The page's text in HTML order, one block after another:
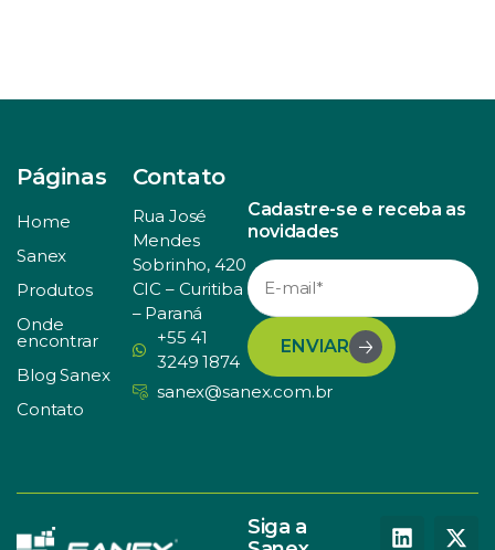
Páginas
Home
Sanex
Produtos
Onde
encontrar
Blog Sanex
Contato
Contato
Rua José
Mendes
Sobrinho, 420
CIC – Curitiba
– Paraná
+55 41
3249 1874
sanex@sanex.com.br
Cadastre-se e receba as
novidades
ENVIAR
Siga a